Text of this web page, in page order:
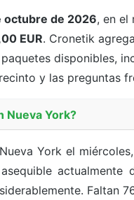
octubre de 2026, en el
EUR. Cronetik
disponibles,
y las preguntas
Nueva York?
York el